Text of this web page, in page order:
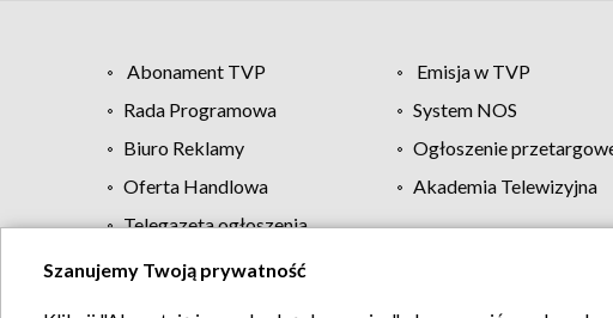
Abonament TVP Emisja w TVP
Rada Programowa
System NOS
Biuro Reklamy
Ogłoszenie
Oferta Handlowa
Akademia Telewizyjna
Telegazeta ogłoszenia
Regulamin TVP
Szanujemy Twoją prywatność